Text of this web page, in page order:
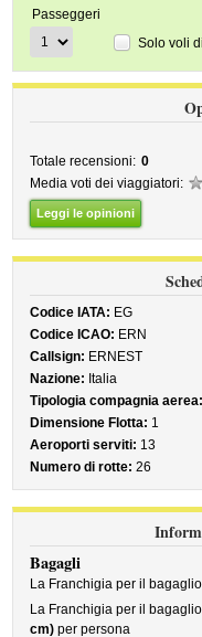
Passeggeri
Solo voli
Totale recensioni: 0
Media voti dei viaggiatori:
Leggi le opinioni
Codice IATA: EG
Codice ICAO: ERN
Callsign: ERNEST
Nazione: Italia
Tipologia compagnia aerea:
Dimensione Flotta: 1
Aeroporti serviti: 13
Numero di rotte: 26
Bagagli
La Franchigia per il
La Franchigia per il
cm) per persona